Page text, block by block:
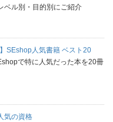
ベル別・目的別にご紹介
】SEshop人気書籍 ベスト20
で特に人気だった本を20冊
気の資格